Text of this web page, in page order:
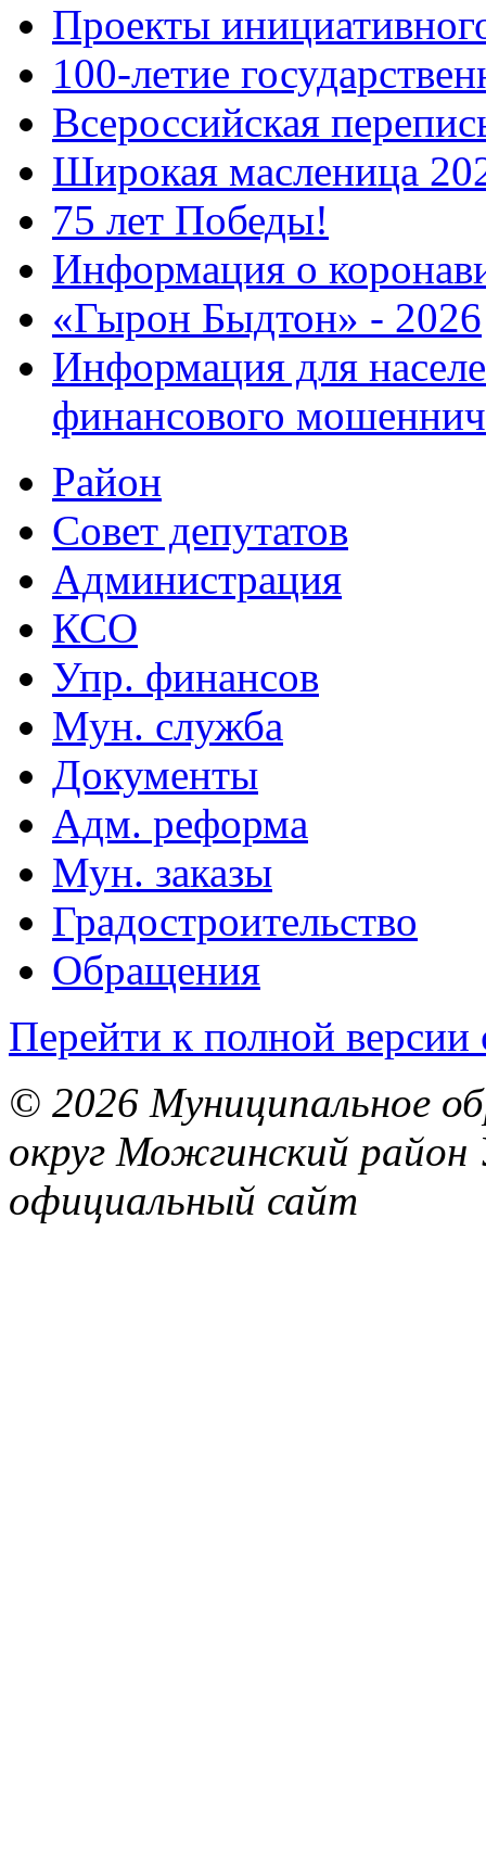
Проекты
100-летие
Всероссийская
Широкая масленица
75 лет Победы!
Информация о
«Гырон Быдтон» - 2026
Информация для
финансового
Район
Совет депутатов
Администрация
КСО
Упр. финансов
Мун. служба
Документы
Адм. реформа
Мун. заказы
Градостроительство
Обращения
Перейти к полной версии
© 2026 Муниципальное
округ Можгинский район
официальный сайт